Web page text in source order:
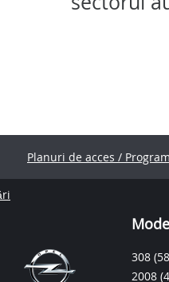
Planuri de acces /
308
2008